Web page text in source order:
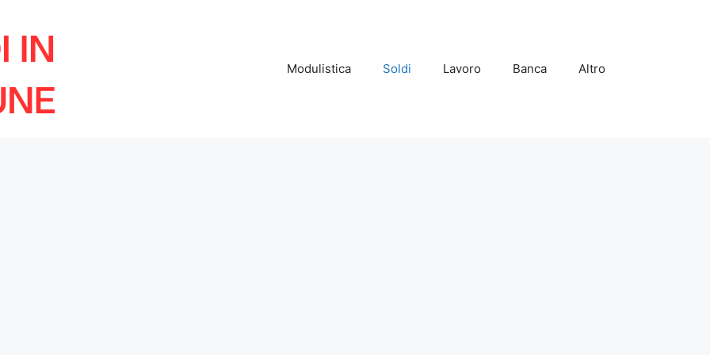
Modulistica Soldi Lavoro Banca Altro